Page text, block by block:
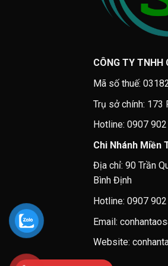
CÔNG TY TNHH
Mã số thuế:
Trụ sở chính: 173
Hotline: 0907
Chi Nhánh Miền
Địa chỉ: 90 Trần
Bình Định
Hotline: 0907
Email:
Website: